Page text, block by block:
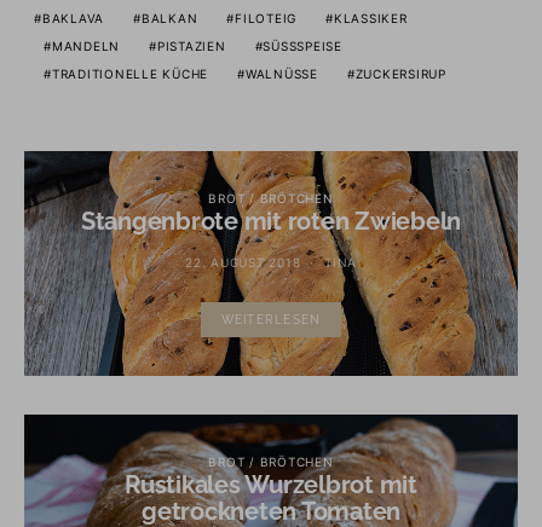
BAKLAVA BALKAN FILOTEIG
KLASSIKER
MANDELN
PISTAZIEN
SÜSSSPEISE
TRADITIONELLE KÜCHE
WALNÜSSE ZUCKERSIRUP
BROT / BRÖTCHEN
Stangenbrote mit roten Zwiebeln
22. AUGUST 2018 TINA
WEITERLESEN
BROT / BRÖTCHEN
Rustikales Wurzelbrot mit
getrockneten Tomaten